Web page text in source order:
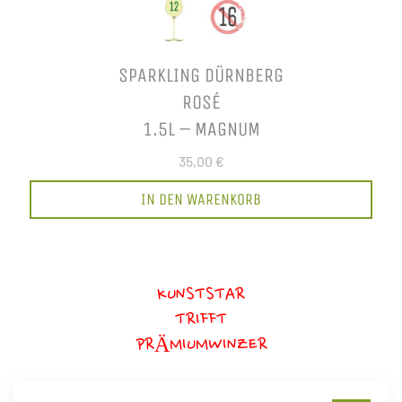
SPARKLING DÜRNBERG
ROSÉ
1.5L – MAGNUM
35,00 €
IN DEN WARENKORB
KUNSTSTAR
TRIFFT
PRÄMIUMWINZER